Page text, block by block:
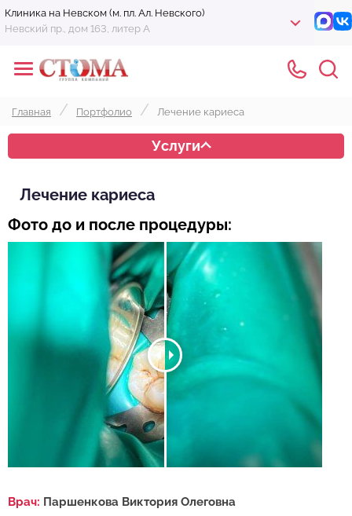
Клиника на Невском (м. пл. Ал. Невского)
Невский пр., дом 163, литер А
Главная Портфолио Лечение кариеса
Услуги
Лечение кариеса
Фото до и после процедуры:
Врач: Паршенкова Виктория Олеговна